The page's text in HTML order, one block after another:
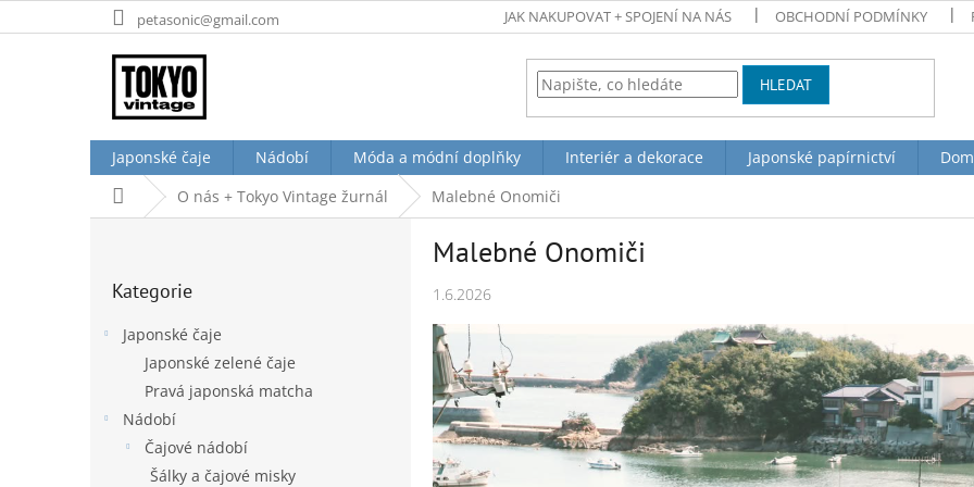
na
petasonic@gmail.com JAK NAKUPOVAT + SPOJENÍ NA NÁS OBCHODNÍ PODMÍNKY
HLEDAT
Japonské čaje Nádobí Móda a módní doplňky Interiér a dekorace Japonské papírnictví
Domů O nás + Tokyo Vintage žurnál Malebné Onomiči
kategorie
Kategorie
Japonské čaje
Japonské zelené čaje
Pravá japonská matcha
Nádobí
Čajové nádobí
Šálky a čajové misky
Malebné Onomiči
1.6.2026